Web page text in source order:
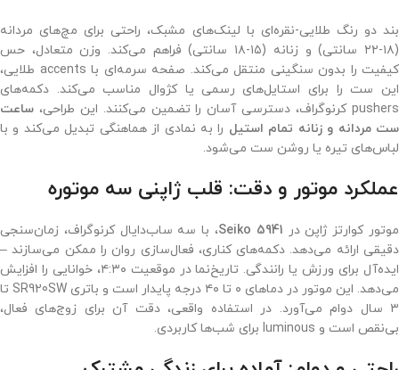
بند دو رنگ طلایی-نقره‌ای با لینک‌های مشبک، راحتی برای مچ‌های مردانه
(۱۸-۲۲ سانتی) و زنانه (۱۵-۱۸ سانتی) فراهم می‌کند. وزن متعادل، حس
کیفیت را بدون سنگینی منتقل می‌کند. صفحه سرمه‌ای با accents طلایی،
این ست را برای استایل‌های رسمی یا کژوال مناسب می‌کند. دکمه‌های
pushers کرنوگراف، دسترسی آسان را تضمین می‌کنند. این طراحی،
ساعت
ست مردانه و زنانه تمام استیل را به نمادی از هماهنگی تبدیل می‌کند و با
لباس‌های تیره یا روشن ست می‌شود.
عملکرد موتور و دقت: قلب ژاپنی سه موتوره
موتور کوارتز ژاپن در Seiko 5941، با سه ساب‌دایال کرنوگراف، زمان‌سنجی
دقیقی ارائه می‌دهد. دکمه‌های کناری، فعال‌سازی روان را ممکن می‌سازند –
ایده‌آل برای ورزش یا رانندگی. تاریخ‌نما در موقعیت ۴:۳۰، خوانایی را افزایش
می‌دهد. این موتور در دماهای ۰ تا ۴۰ درجه پایدار است و باتری SR920SW تا
۳ سال دوام می‌آورد. در استفاده واقعی، دقت آن برای زوج‌های فعال،
بی‌نقص است و luminous برای شب‌ها کاربردی.